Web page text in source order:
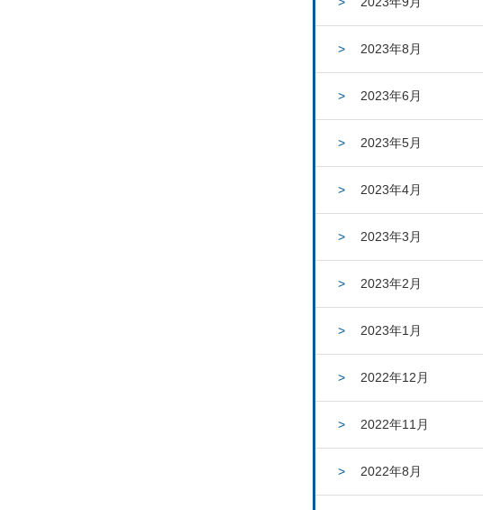
2023年8月
2023年6月
2023年5月
2023年4月
2023年3月
2023年2月
2023年1月
2022年12月
2022年11月
2022年8月